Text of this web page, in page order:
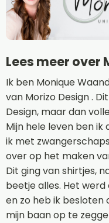
Lees meer over
Ik ben Monique
van Morizo Design .
Design, maar dan
Mijn hele leven ben ik
ik met
over op het maken
Dit ging van shirtjes,
beetje alles. Het
en zo heb ik
mijn baan op te